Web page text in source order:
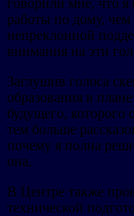
говорили мне, что я
работы по дому,
непреклонной
внимания на эти
Заглушив голоса
образования в
будущего, которого
тем больше
почему я полна
она.
В Центре также
технической